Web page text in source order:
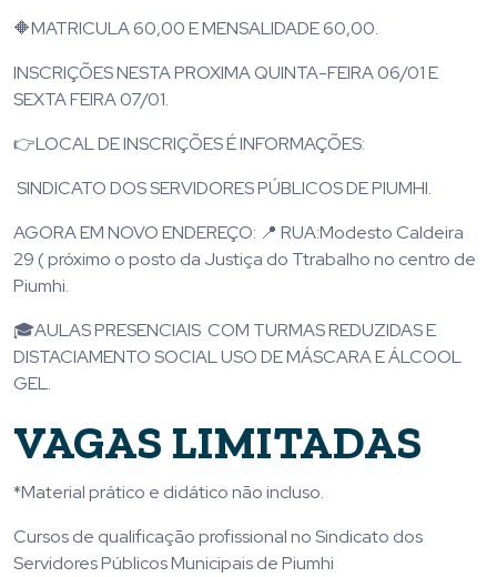
🔶MATRICULA 60,00 E MENSALIDADE 60,00.
INSCRIÇÕES NESTA PROXIMA QUINTA-FEIRA 06/01 E
SEXTA FEIRA 07/01.
👉LOCAL DE INSCRIÇÕES É INFORMAÇÕES:
SINDICATO DOS SERVIDORES PÚBLICOS DE PIUMHI.
AGORA EM NOVO ENDEREÇO: 📍 RUA:Modesto Caldeira
29 ( próximo o posto da Justiça do Ttrabalho no centro de
Piumhi.
🎓AULAS PRESENCIAIS COM TURMAS REDUZIDAS E
DISTACIAMENTO SOCIAL USO DE MÁSCARA E ÁLCOOL
GEL.
VAGAS LIMITADAS
*Material prático e didático não incluso.
Cursos de qualificação profissional no Sindicato dos
Servidores Públicos Municipais de Piumhi